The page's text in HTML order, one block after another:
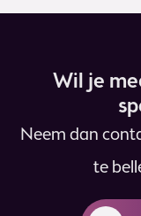
Wil je
Neem dan
te